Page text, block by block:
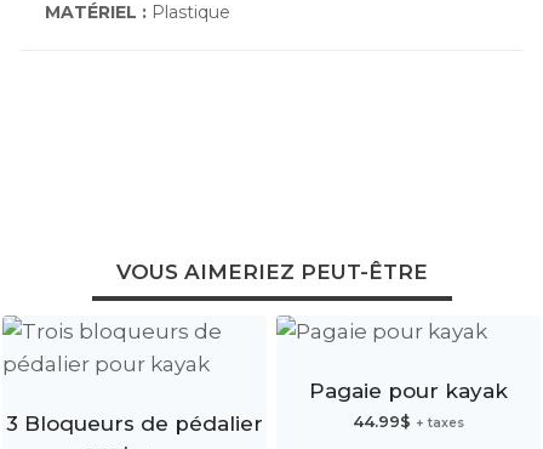
MATÉRIEL :Plastique
VOUS AIMERIEZ PEUT-ÊTRE
3 Bloqueurs de pédalier
Pagaie pour kayak
44.99$ + taxes